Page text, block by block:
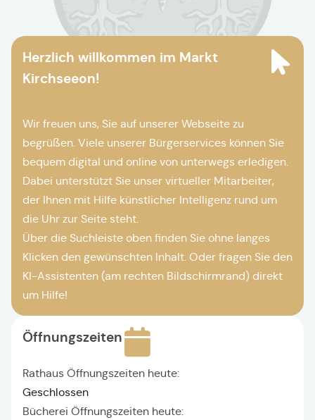
Herzlich willkommen im Markt
Kirchseeon!
Wir freuen uns, Sie auf unserer Webseite zu
begrüßen. Viele unserer Bürgerservices können Sie
bequem digital und online von unterwegs erledigen.
Dabei unterstützt Sie unser virtueller Mitarbeiter,
der Ihnen mit Hilfe künstlicher Intelligenz rund um
die Uhr zur Seite steht.
Über die Suchleiste oben finden Sie ohne langes
Klicken den gewünschten Inhalt. Oder fragen Sie den
KI-Assistenten (am rechten Bildschirmrand) direkt
um Hilfe!
Öffnungszeiten
Rathaus Öffnungszeiten heute:
Geschlossen
Bücherei Öffnungszeiten heute: